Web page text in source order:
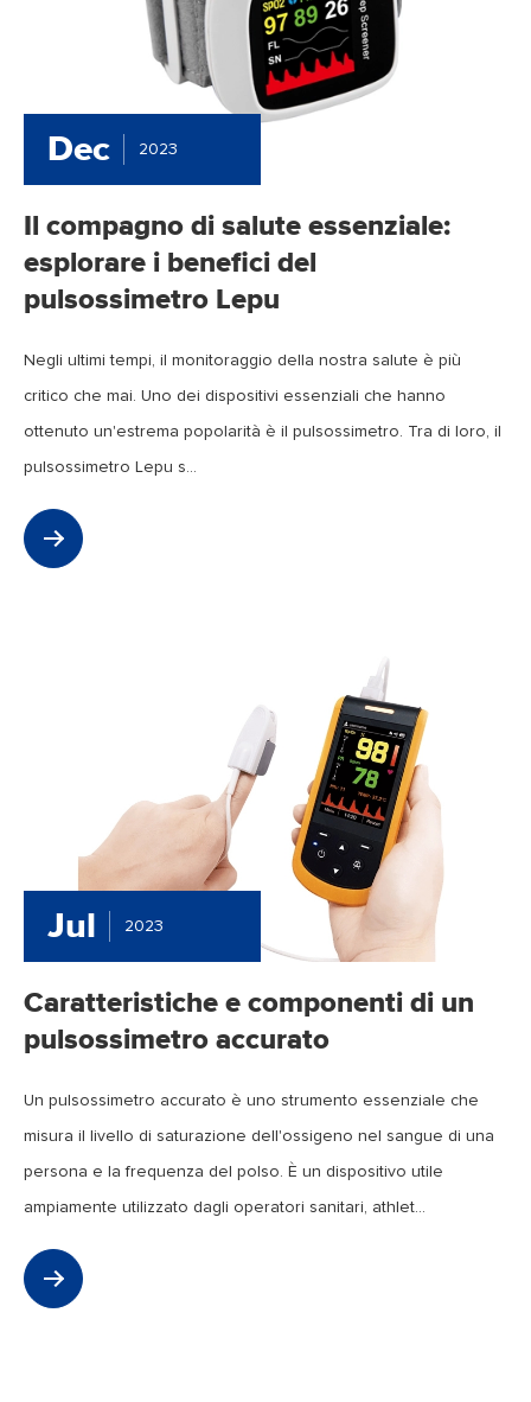
Dec 2023
Il compagno di salute essenziale:
esplorare i benefici del
pulsossimetro Lepu
Negli ultimi tempi, il monitoraggio della nostra salute è più
critico che mai. Uno dei dispositivi essenziali che hanno
ottenuto un'estrema popolarità è il pulsossimetro. Tra di loro, il
pulsossimetro Lepu s...
Jul 2023
Caratteristiche e componenti di un
pulsossimetro accurato
Un pulsossimetro accurato è uno strumento essenziale che
misura il livello di saturazione dell'ossigeno nel sangue di una
persona e la frequenza del polso. È un dispositivo utile
ampiamente utilizzato dagli operatori sanitari, athlet...